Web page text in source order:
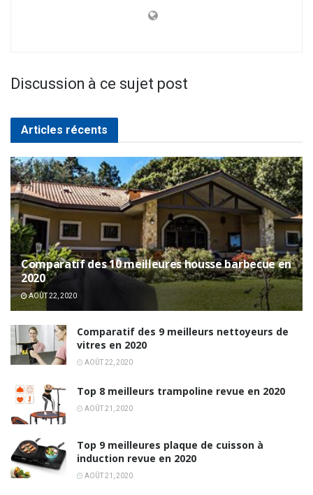
Discussion à ce sujet post
Articles récents
Comparatif des 10 meilleures housse barbecue en
2020
AOÛT 22, 2020
Comparatif des 9 meilleurs nettoyeurs de
vitres en 2020
AOÛT 22, 2020
Top 8 meilleurs trampoline revue en 2020
AOÛT 21, 2020
Top 9 meilleures plaque de cuisson à
induction revue en 2020
AOÛT 21, 2020